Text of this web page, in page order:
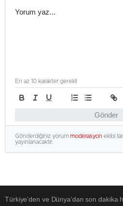
Gönder
En az 10 karakter gerekli
Gönderdiğiniz yorum moderasyon ekibi
yayınlanacaktır.
Türkiye'den ve Dünya’dan son dakika